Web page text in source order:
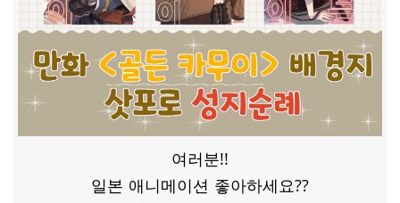
여러분!!
일본 애니메이션 좋아하세요??